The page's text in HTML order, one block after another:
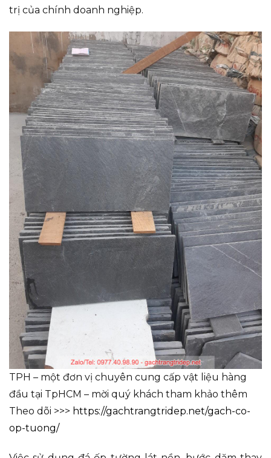
trị của chính doanh nghiệp.
TPH – một đơn vị chuyên cung cấp vật liệu hàng
đầu tại TpHCM – mời quý khách tham khảo thêm
Theo dõi >>> https://gachtrangtridep.net/gach-co-
op-tuong/